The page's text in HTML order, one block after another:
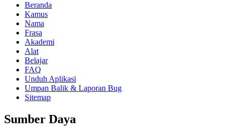
Beranda
Kamus
Nama
Frasa
Akademi
Alat
Belajar
FAQ
Unduh Aplikasi
Umpan Balik & Laporan Bug
Sitemap
Sumber Daya